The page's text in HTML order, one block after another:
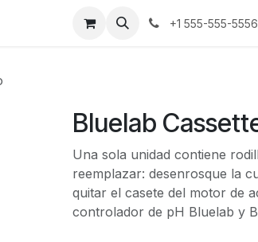
+1 555-555-5556
Bluelab
Una sola unidad contiene
reemplazar: desenrosque la
quitar el casete del motor de
controlador de pH Bluelab y